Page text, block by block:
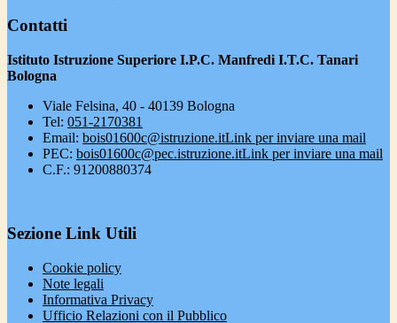
Contatti
Istituto Istruzione Superiore I.P.C. Manfredi I.T.C. Tanari
Bologna
Viale Felsina, 40 - 40139 Bologna
Tel: 051-2170381
Email: bois01600c@istruzione.itLink per inviare una mail
PEC: bois01600c@pec.istruzione.itLink per inviare una mail
C.F.: 91200880374
Sezione Link Utili
Cookie policy
Note legali
Informativa Privacy
Ufficio Relazioni con il Pubblico